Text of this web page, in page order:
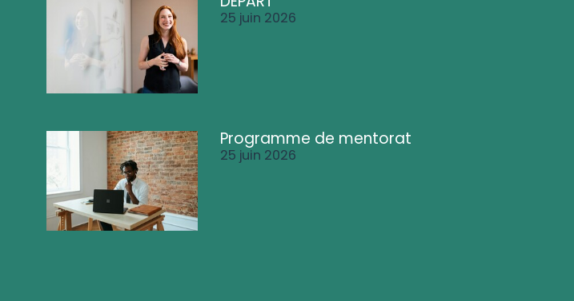
25 juin 2026
Programme de mentorat
25 juin 2026